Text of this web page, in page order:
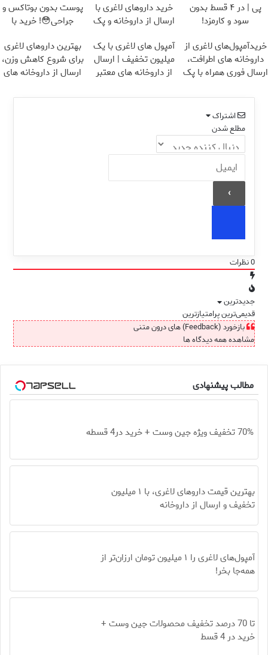
پی | در ۴ قسط بدون
سود و کارمزد!
خرید داروهای لاغری با
ارسال از داروخانه و پک
پوست بدون بوتاکس و
جراحی😳! خرید با
خریدآمپول‌های لاغری از
داروخانه های اطرافت،
ارسال فوری همراه با پک
آمپول های لاغری با یک
میلیون تخفیف | ارسال
از داروخانه های معتبر
بهترین داروهای لاغری
برای شروع کاهش وزن،
ارسال از داروخانه های
اشتراک
مطلع شدن
0نظرات
جدیدترین
قدیمی‌ترینپرامتیازترین
بازخورد (Feedback) های درون متنی
مشاهده همه دیدگاه ها
مطالب پیشنهادی
70% تخفیف ویژه جین وست + خرید در4 قسطه
بهترین قیمت داروهای لاغری، با ۱ میلیون
تخفیف و ارسال از داروخانه‌
آمپول‌های لاغری را ۱ میلیون تومان ارزان‌تر از
همه‌جا بخر!
تا 70 درصد تخفیف محصولات جین وست +
خرید در 4 قسط